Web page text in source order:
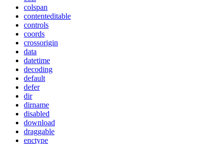
colspan
contenteditable
controls
coords
crossorigin
data
datetime
decoding
default
defer
dir
dirname
disabled
download
draggable
enctype